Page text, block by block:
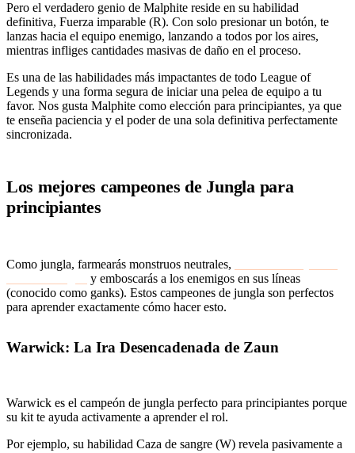
Pero el verdadero genio de Malphite reside en su habilidad
definitiva, Fuerza imparable (R). Con solo presionar un botón, te
lanzas hacia el equipo enemigo, lanzando a todos por los aires,
mientras infliges cantidades masivas de daño en el proceso.
Es una de las habilidades más impactantes de todo League of
Legends y una forma segura de iniciar una pelea de equipo a tu
favor. Nos gusta Malphite como elección para principiantes, ya que
te enseña paciencia y el poder de una sola definitiva perfectamente
sincronizada.
Los mejores campeones de Jungla para
principiantes
Como jungla, farmearás monstruos neutrales,
y emboscarás a los enemigos en sus líneas
(conocido como ganks). Estos campeones de jungla son perfectos
para aprender exactamente cómo hacer esto.
Warwick: La Ira Desencadenada de Zaun
Warwick es el campeón de jungla perfecto para principiantes porque
su kit te ayuda activamente a aprender el rol.
Por ejemplo, su habilidad Caza de sangre (W) revela pasivamente a